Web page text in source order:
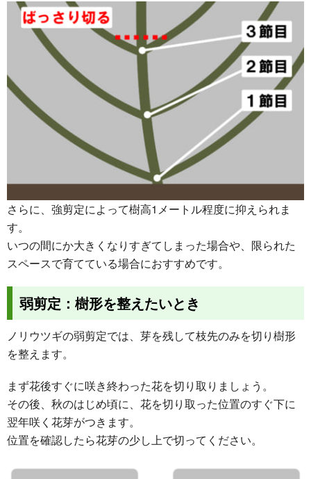
さらに、強剪定によって樹高1メートル程度に抑えられま
す。
いつの間にか大きくなりすぎてしまった場合や、限られた
スペースで育てている場合におすすめです。
弱剪定：樹形を整えたいとき
ノリウツギの弱剪定では、芽を残して枝先のみを切り樹形
を整えます。
まず花後すぐに咲き終わった花を切り取りましょう。
その後、秋のはじめ頃に、花を切り取った位置のすぐ下に
翌年咲く花芽がつきます。
位置を確認したら花芽の少し上で切ってください。